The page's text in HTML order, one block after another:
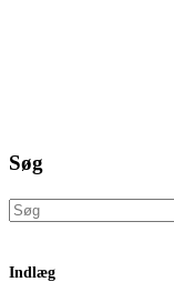
Søg
resultater
Indlæg